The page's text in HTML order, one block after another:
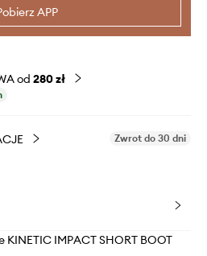
APP
od 280 zł
Zwrot do 30 dni
IMPACT SHORT BOOT